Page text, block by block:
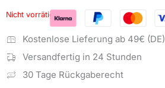
Nicht vorrätig
Kostenlose Lieferung ab 49€ (DE)
Versandfertig in 24 Stunden
30 Tage Rückgaberecht